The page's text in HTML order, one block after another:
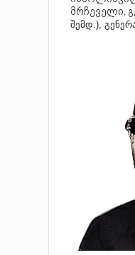
მრჩეველი,
შემდ.),